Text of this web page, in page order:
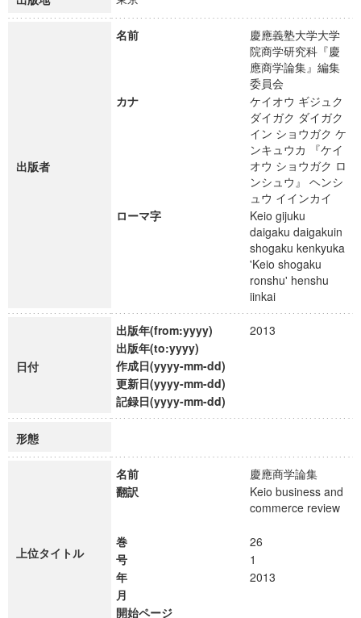
出版者
名前
慶應義塾大学大学
院商学研究科『慶
應商学論集』編集
委員会
カナ
ケイオウ ギジュク
ダイガク ダイガク
イン ショウガク ケ
ンキュウカ 『ケイ
オウ ショウガク ロ
ンシュウ』 ヘンシ
ュウ イインカイ
ローマ字
Keio gijuku
daigaku daigakuin
shogaku kenkyuka
'Keio shogaku
ronshu' henshu
iinkai
日付
出版年(from:yyyy)
2013
出版年(to:yyyy)
作成日(yyyy-mm-dd)
更新日(yyyy-mm-dd)
記録日(yyyy-mm-dd)
形態
上位タイトル
名前
慶應商学論集
翻訳
Keio business and
commerce review
巻
26
号
1
年
2013
月
開始ページ